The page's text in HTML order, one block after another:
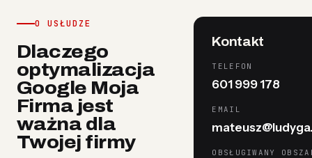
O USŁUDZE
Dlaczego
optymalizacja
Google Moja
Firma jest
ważna dla
Twojej firmy
Kontakt
TELEFON
601 999 178
EMAIL
OBSŁUGIWANY